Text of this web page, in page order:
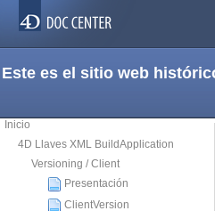
Este es el sitio web
Inicio
4D Llaves XML BuildApplication
Versioning / Client
Presentación
ClientVersion